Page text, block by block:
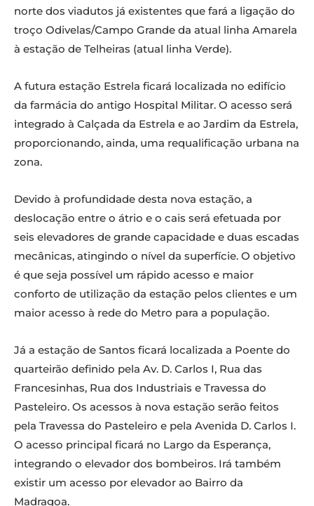
norte dos viadutos já existentes que fará a ligação do
troço Odivelas/Campo Grande da atual linha Amarela
à estação de Telheiras (atual linha Verde).
A futura estação Estrela ficará localizada no edifício
da farmácia do antigo Hospital Militar. O acesso será
integrado à Calçada da Estrela e ao Jardim da Estrela,
proporcionando, ainda, uma requalificação urbana na
zona.
Devido à profundidade desta nova estação, a
deslocação entre o átrio e o cais será efetuada por
seis elevadores de grande capacidade e duas escadas
mecânicas, atingindo o nível da superfície. O objetivo
é que seja possível um rápido acesso e maior
conforto de utilização da estação pelos clientes e um
maior acesso à rede do Metro para a população.
Já a estação de Santos ficará localizada a Poente do
quarteirão definido pela Av. D. Carlos I, Rua das
Francesinhas, Rua dos Industriais e Travessa do
Pasteleiro. Os acessos à nova estação serão feitos
pela Travessa do Pasteleiro e pela Avenida D. Carlos I.
O acesso principal ficará no Largo da Esperança,
integrando o elevador dos bombeiros. Irá também
existir um acesso por elevador ao Bairro da
Madragoa.